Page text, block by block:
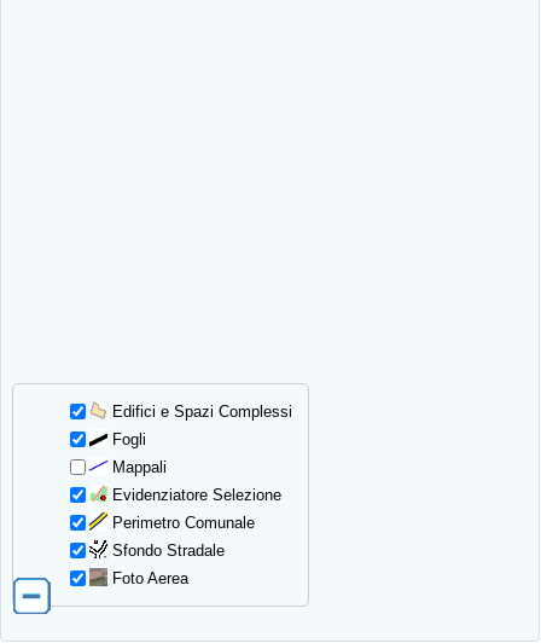
Edifici e Spazi Complessi
Fogli
Mappali
Evidenziatore Selezione
Perimetro Comunale
Sfondo Stradale
Foto Aerea